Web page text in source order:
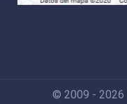
© 2009 - 2026